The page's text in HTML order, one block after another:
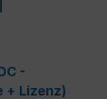
-
+ Lizenz)